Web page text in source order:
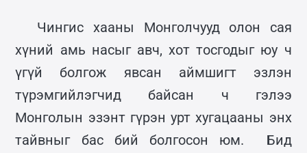
Чингис хааны Монголчууд олон сая
хүний амь насыг авч, хот тосгодыг юу ч
үгүй болгож явсан аймшигт эзлэн
түрэмгийлэгчид байсан ч гэлээ
Монголын эзэнт гүрэн урт хугацааны энх
тайвныг бас бий болгосон юм. Бид